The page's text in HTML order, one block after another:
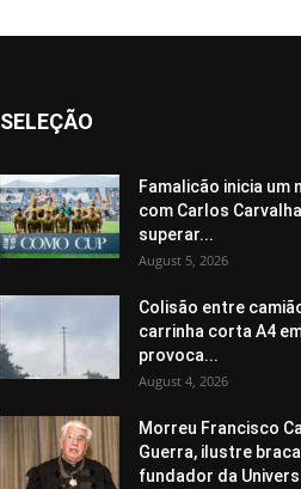
SELEÇÃO
Famalicão inicia um
com Carlos
superar...
August 5, 2026
Colisão entre
carrinha corta A4
provoca...
August 4, 2026
Morreu Francisco
Guerra, ilustre
fundador da